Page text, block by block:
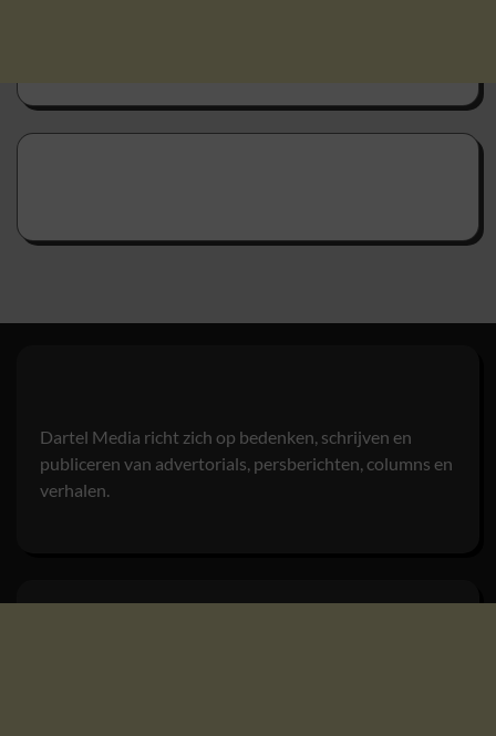
Dartel Media richt zich op bedenken, schrijven en
publiceren van advertorials, persberichten, columns en
verhalen.